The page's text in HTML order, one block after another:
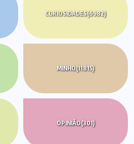
CURIOSIDADES(6982)
MINHO(11815)
OPINIÃO(301)